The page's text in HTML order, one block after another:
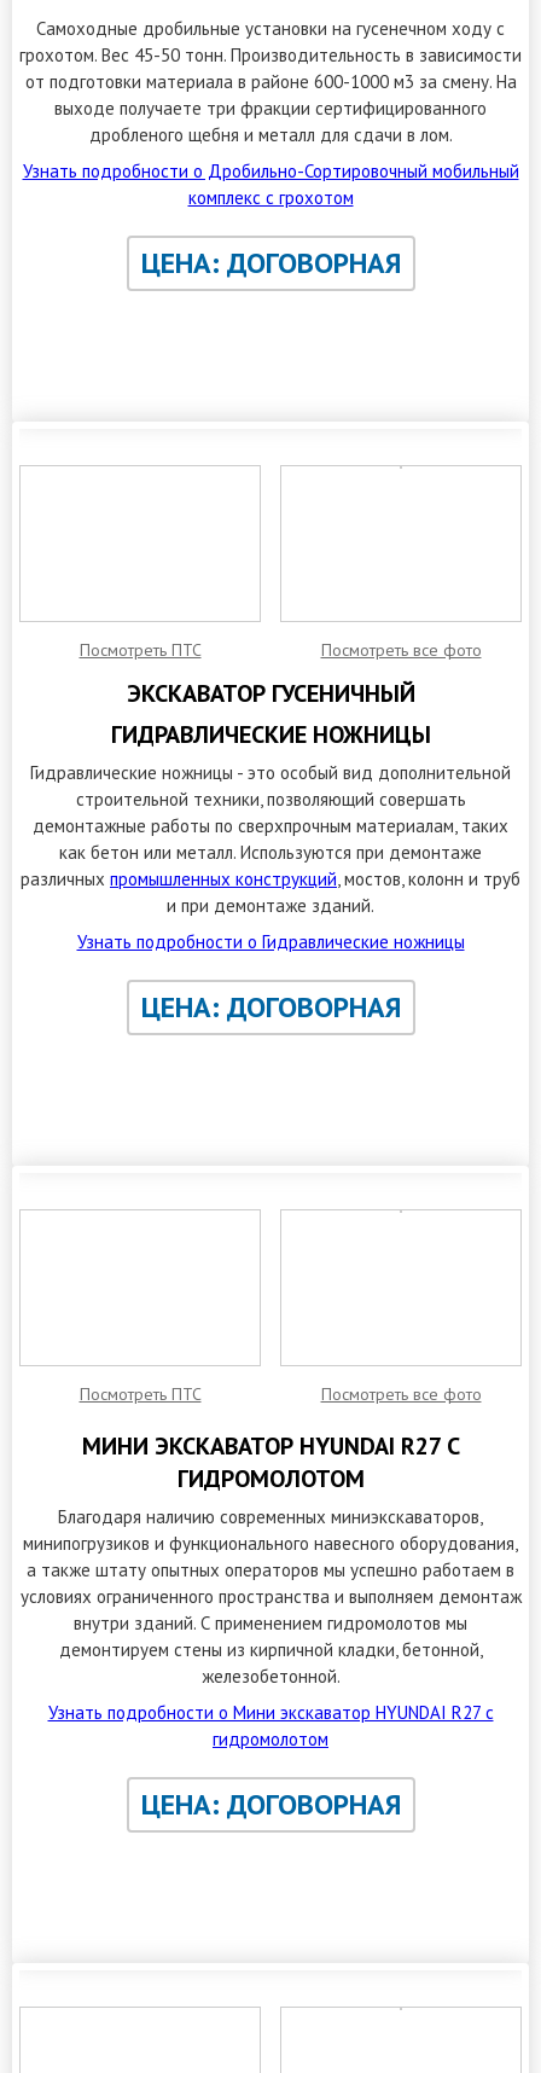
Самоходные дробильные установки на гусенечном ходу с
грохотом. Вес 45-50 тонн. Производительность в зависимости
от подготовки материала в районе 600-1000 м3 за смену. На
выходе получаете три фракции сертифицированного
дробленого щебня и металл для сдачи в лом.
Узнать подробности о Дробильно-Сортировочный мобильный
комплекс с грохотом
ЦЕНА: ДОГОВОРНАЯ
Посмотреть ПТС Посмотреть все фото
ЭКСКАВАТОР ГУСЕНИЧНЫЙ
ГИДРАВЛИЧЕСКИЕ НОЖНИЦЫ
Гидравлические ножницы - это особый вид дополнительной
строительной техники, позволяющий совершать
демонтажные работы по сверхпрочным материалам, таких
как бетон или металл. Используются при демонтаже
различных промышленных конструкций, мостов, колонн и труб
и при демонтаже зданий.
Узнать подробности о Гидравлические ножницы
ЦЕНА: ДОГОВОРНАЯ
Посмотреть ПТС Посмотреть все фото
МИНИ ЭКСКАВАТОР HYUNDAI R27 С
ГИДРОМОЛОТОМ
Благодаря наличию современных миниэкскаваторов,
минипогрузиков и функционального навесного оборудования,
а также штату опытных операторов мы успешно работаем в
условиях ограниченного пространства и выполняем демонтаж
внутри зданий. С применением гидромолотов мы
демонтируем стены из кирпичной кладки, бетонной,
железобетонной.
Узнать подробности о Мини экскаватор HYUNDAI R27 с
гидромолотом
ЦЕНА: ДОГОВОРНАЯ